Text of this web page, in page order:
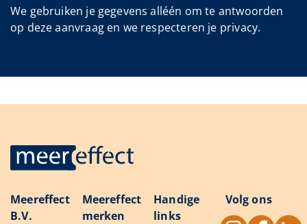
We gebruiken je gegevens alléén om te antwoorden
op deze aanvraag en we respecteren je privacy.
Meereffect
B.V.
Meereffect
merken
Handige
links
Volg ons